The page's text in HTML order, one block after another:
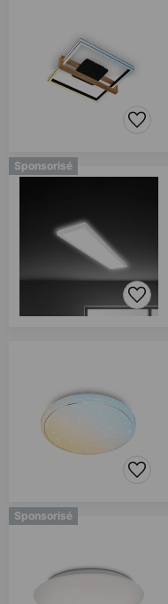
Sponsorisé
Sponsorisé